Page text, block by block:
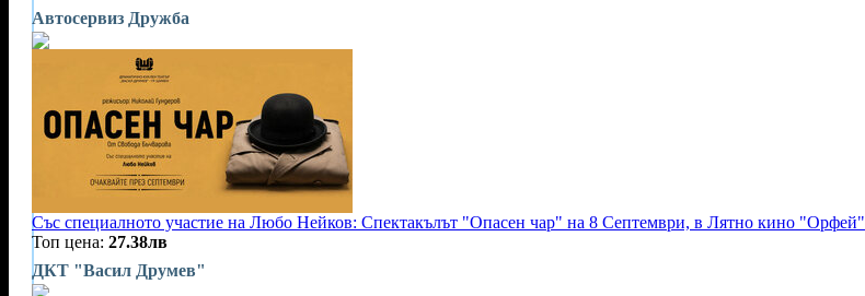
Автосервиз Дружба
Със специалното участие на Любо Нейков: Спектакълът "Опасен чар" на 8 Септември, в Лятно кино "Орфей"
Топ цена: 27.38лв
ДКТ "Васил Друмев"